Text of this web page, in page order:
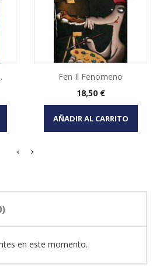
Fen Il Fenomeno
Precio
18,50 €
AÑADIR AL CARRITO
en este momento.